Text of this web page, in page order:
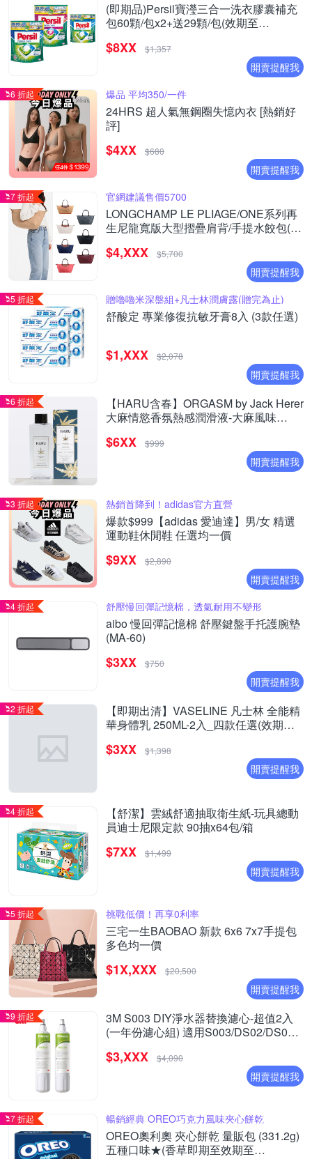
(即期品)Persil寶瀅三合一洗衣膠囊補充
包60顆/包x2+送29顆/包(效期至
$8XX $1,357
開賣提醒我
6 折起 爆品 平均350/一件
24HRS 超人氣無鋼圈失憶內衣 [熱銷好
評]
$4XX $680
開賣提醒我
7 折起 官網建議售價5700
LONGCHAMP LE PLIAGE/ONE系列再
生尼龍寬版大型摺疊肩背/手提水餃包(多
$4,XXX $5,700
開賣提醒我
5 折起 贈嚕嚕米深盤組+凡士林潤膚露(贈完為止)
舒酸定 專業修復抗敏牙膏8入 (3款任選)
$1,XXX $2,078
開賣提醒我
6 折起
【HARU含春】ORGASM by Jack Herer
大麻情慾香氛熱感潤滑液-大麻風味
$6XX $999
開賣提醒我
3 折起 熱銷首降到！adidas官方直營
爆款$999【adidas 愛迪達】男/女 精選
運動鞋休閒鞋 任選均一價
$9XX $2,890
開賣提醒我
4 折起 舒壓慢回彈記憶棉，透氣耐用不變形
aibo 慢回彈記憶棉 舒壓鍵盤手托護腕墊
(MA-60)
$3XX $750
開賣提醒我
2 折起
【即期出清】VASELINE 凡士林 全能精
華身體乳 250ML-2入_四款任選(效期至
$3XX $1,398
開賣提醒我
4 折起
【舒潔】雲絨舒適抽取衛生紙-玩具總動
員迪士尼限定款 90抽x64包/箱
$7XX $1,499
開賣提醒我
5 折起 挑戰低價！再享0利率
三宅一生BAOBAO 新款 6x6 7x7手提包
多色均一價
$1X,XXX $20,500
開賣提醒我
9 折起
3M S003 DIY淨水器替換濾心-超值2入
(一年份濾心組) 適用S003/DS02/DS03
$3,XXX $4,090
開賣提醒我
7 折起 暢銷經典 OREO巧克力風味夾心餅乾
OREO奧利奧 夾心餅乾 量販包 (331.2g)
五種口味★(香草即期至效期至